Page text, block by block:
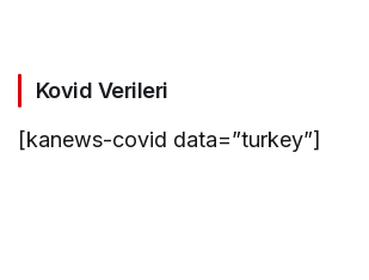
Kovid Verileri
[kanews-covid data=”turkey”]